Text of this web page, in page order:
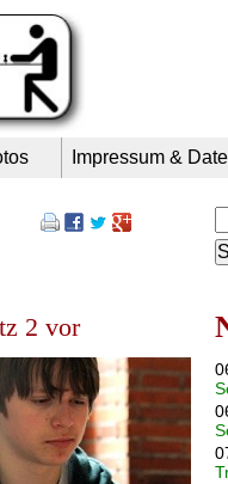
Impressum &
2 vor